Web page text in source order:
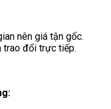
nên giá tận gốc.
trao đổi trực tiếp.